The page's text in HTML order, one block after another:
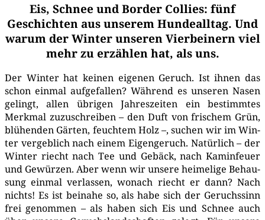
Eis, Schnee und Border Collies: fünf
Geschichten aus unserem Hundealltag. Und
warum der Winter unseren Vierbeinern viel
mehr zu erzählen hat, als uns.
Der Win­ter hat kei­nen eige­nen Geruch. Ist ihnen das
schon ein­mal auf­ge­fal­len? Wäh­rend es unse­ren Nasen
gelingt, allen übri­gen Jah­res­zei­ten ein bestimm­tes
Merk­mal zuzu­schrei­ben – den Duft von fri­schem Grün,
blü­hen­den Gär­ten, feuch­tem Holz –, suchen wir im Win­
ter ver­geb­lich nach einem Eigen­ge­ruch. Natür­lich – der
Win­ter riecht nach Tee und Gebäck, nach Kamin­feu­er
und Gewür­zen. Aber wenn wir unse­re hei­me­li­ge Behau­
sung ein­mal ver­las­sen, wonach riecht er dann? Nach
nichts! Es ist bei­na­he so, als habe sich der Geruchs­sinn
frei genom­men – als haben sich Eis und Schnee auch